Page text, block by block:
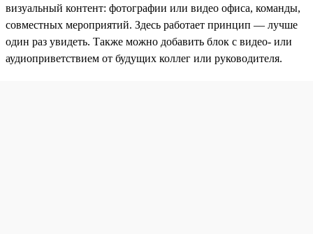
визуальный контент: фотографии или видео офиса, команды,
совместных мероприятий. Здесь работает принцип — лучше
один раз увидеть. Также можно добавить блок с видео- или
аудиоприветствием от будущих коллег или руководителя.